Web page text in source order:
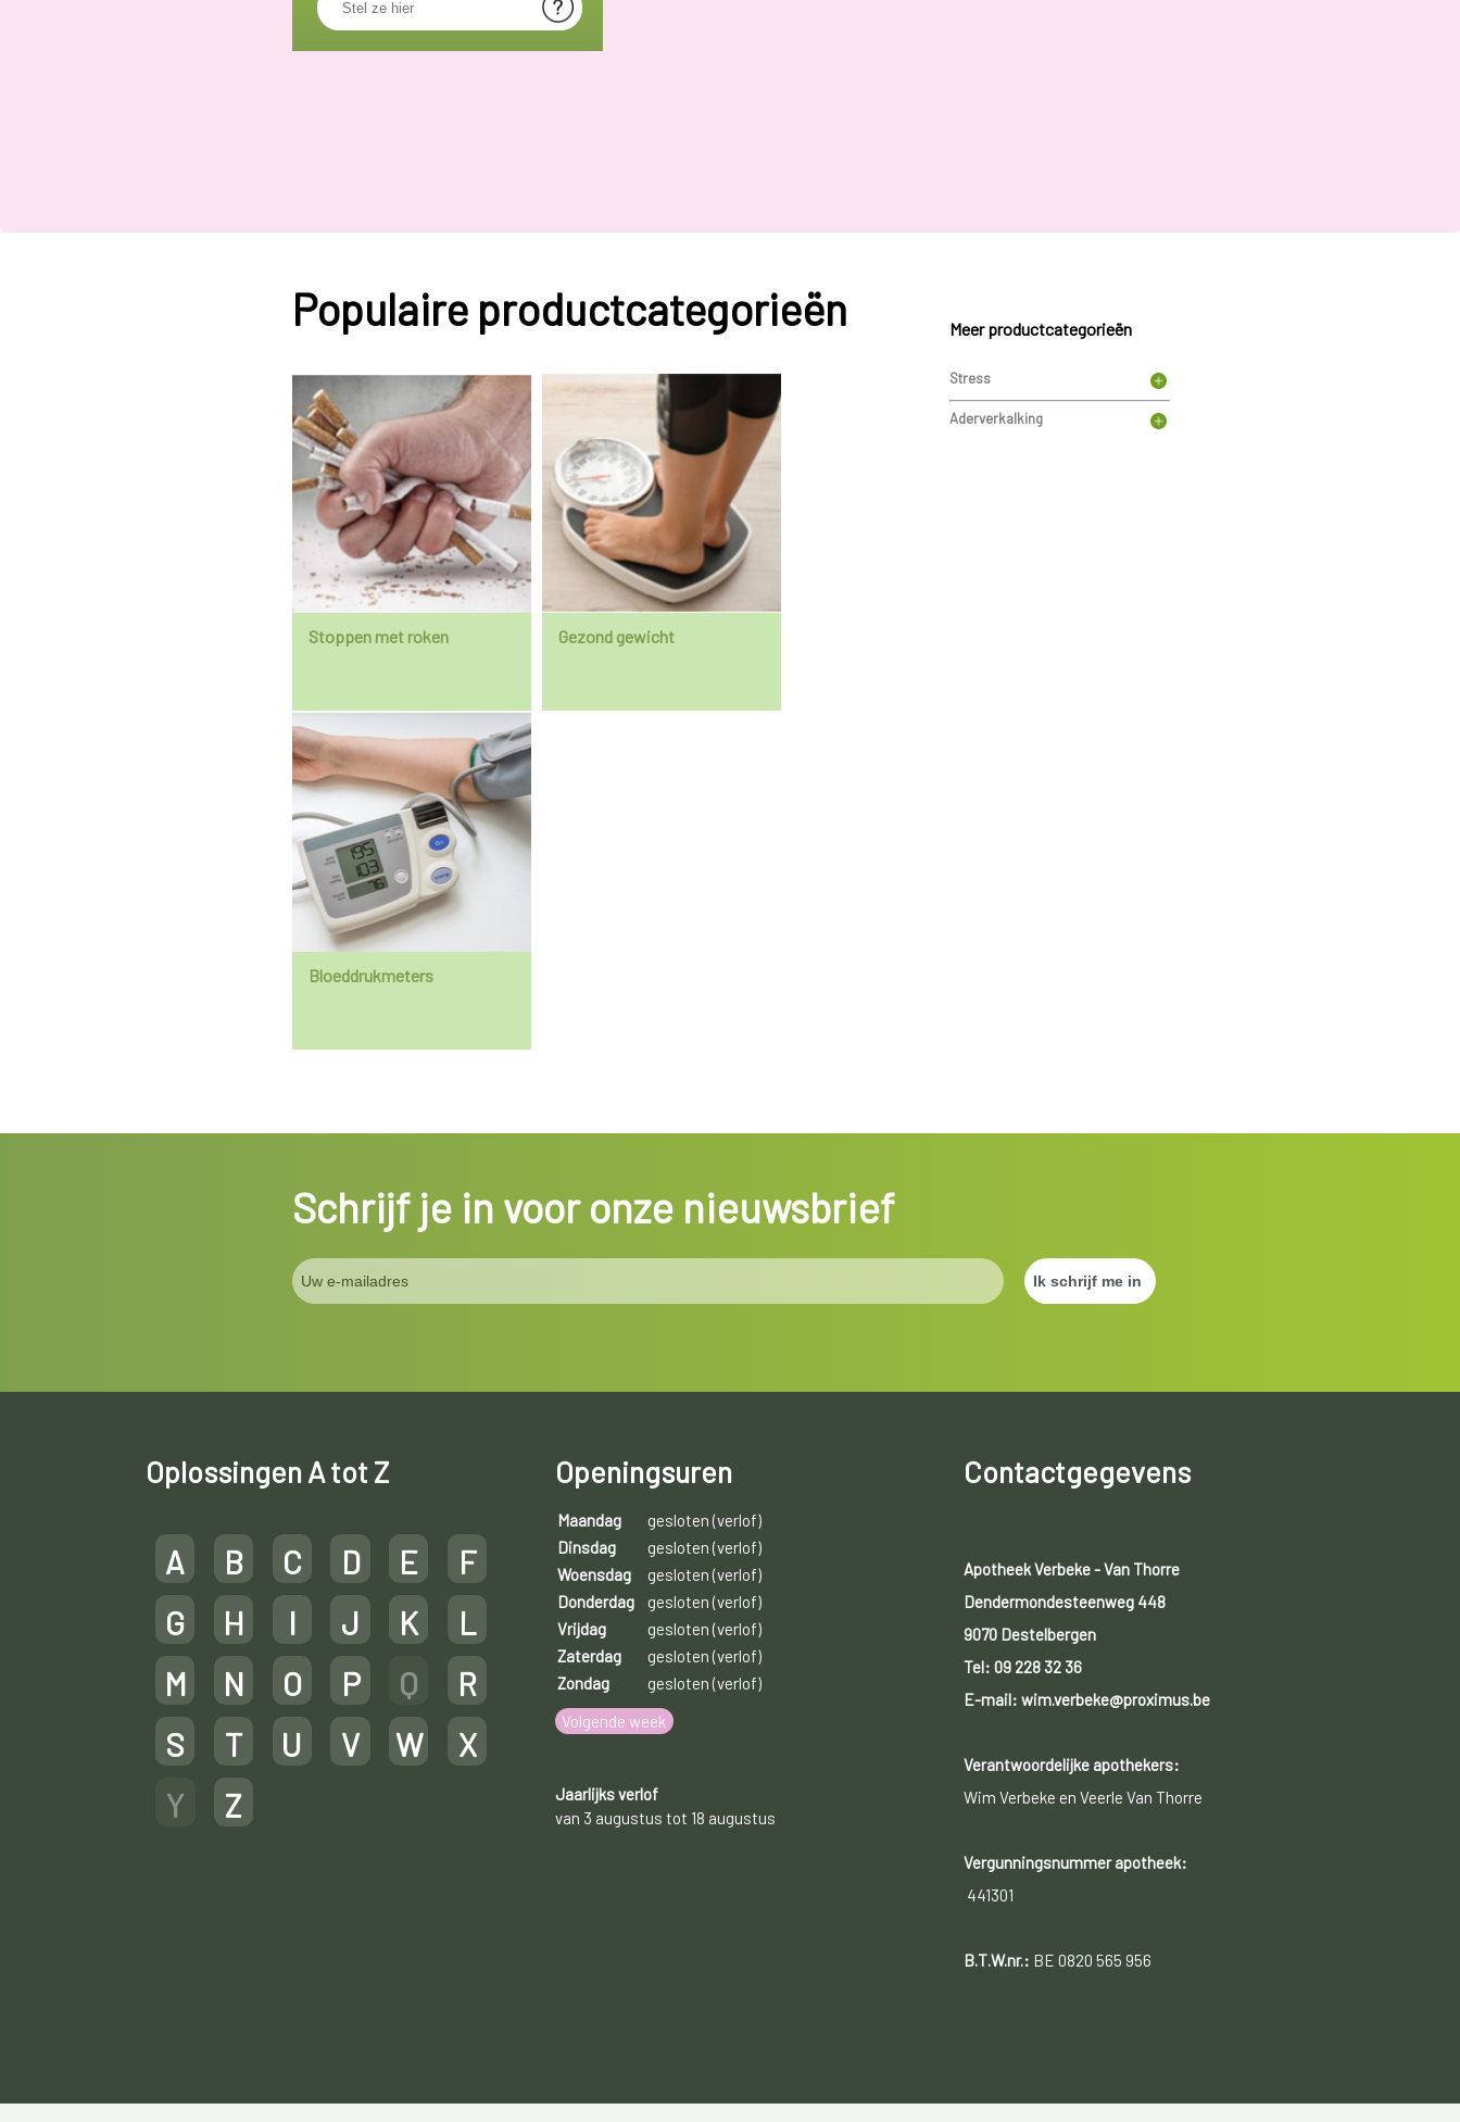
Populaire productcategorieën
Stoppen met roken Gezond gewicht
Bloeddrukmeters
Meer productcategorieën
Stress
Aderverkalking
Schrijf je in voor onze nieuwsbrief
Oplossingen A tot Z
A B C D E
F
G
H I J K
L
M
N O P Q
R
S
T U V W
X
Y
Z
Openingsuren
Maandag
gesloten (verlof)
Dinsdag
gesloten (verlof)
Woensdag
gesloten (verlof)
Donderdag
gesloten (verlof)
Vrijdag
gesloten (verlof)
Zaterdag
gesloten (verlof)
Zondag
gesloten (verlof)
Volgende week
Jaarlijks verlof
van 3 augustus tot 18 augustus
Contactgegevens
Apotheek Verbeke - Van Thorre
Dendermondesteenweg 448
9070 Destelbergen
Tel: 09 228 32 36
E-mail: wim.verbeke@proximus.be
Verantwoordelijke apothekers:
Wim Verbeke en Veerle Van Thorre
Vergunningsnummer apotheek:
441301
B.T.W.nr.: BE 0820 565 956